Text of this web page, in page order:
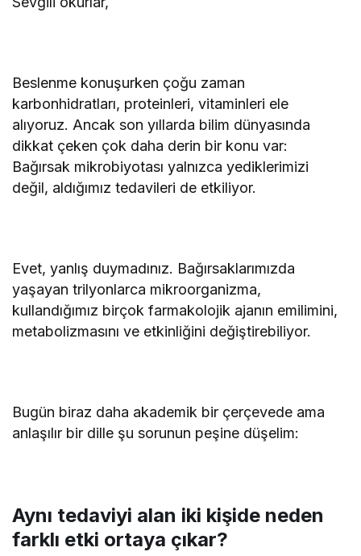
Beslenme konuşurken çoğu zaman
karbonhidratları, proteinleri, vitaminleri ele
alıyoruz. Ancak son yıllarda bilim dünyasında
dikkat çeken çok daha derin bir konu var:
Bağırsak mikrobiyotası yalnızca yediklerimizi
değil, aldığımız tedavileri de etkiliyor.
Evet, yanlış duymadınız. Bağırsaklarımızda
yaşayan trilyonlarca mikroorganizma,
kullandığımız birçok farmakolojik ajanın emilimini,
metabolizmasını ve etkinliğini değiştirebiliyor.
Bugün biraz daha akademik bir çerçevede ama
anlaşılır bir dille şu sorunun peşine düşelim:
Aynı tedaviyi alan iki kişide neden
farklı etki ortaya çıkar?